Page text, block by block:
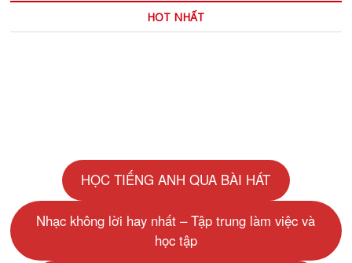
HOT NHẤT
HỌC TIẾNG ANH QUA BÀI HÁT
Nhạc không lời hay nhất – Tập trung làm việc và
học tập